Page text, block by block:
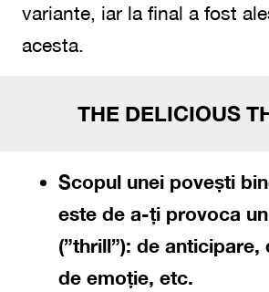
variante, iar la final a fost
acesta.
THE DELICIOUS
Scopul unei povești
este de a-ți provoca
(”thrill”): de anticipare,
de emoție, etc.